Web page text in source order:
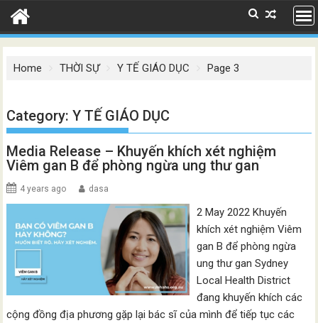
Home THỜI SỰ Y TẾ GIÁO DỤC Page 3
Category:Y TẾ GIÁO DỤC
Media Release – Khuyến khích xét nghiệm
Viêm gan B để phòng ngừa ung thư gan
4 years ago dasa
2 May 2022 Khuyến
khích xét nghiệm Viêm
gan B để phòng ngừa
ung thư gan Sydney
Local Health District
đang khuyến khích các
cộng đồng địa phương gặp lại bác sĩ của mình để tiếp tục các